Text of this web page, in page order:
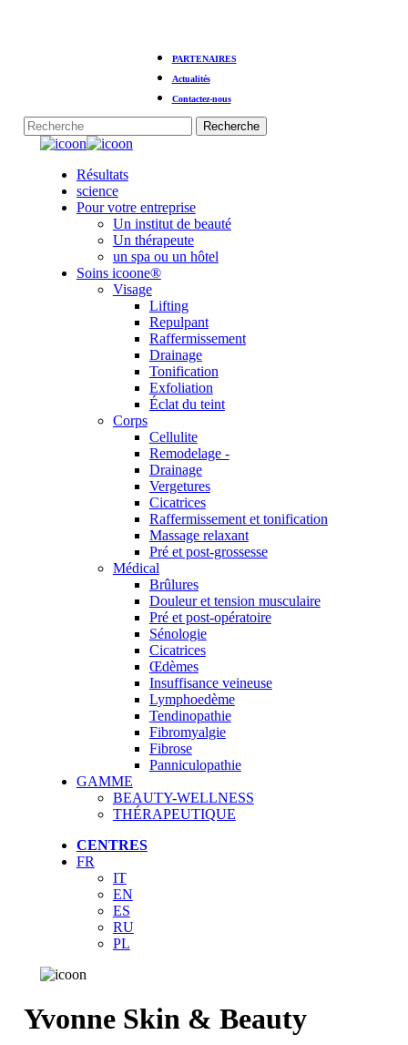
PARTENAIRES
Actualités
Contactez-nous
Recherche
Fermer
recherche
Menu
Résultats
science
Pour votre entreprise
Un institut de beauté
Un thérapeute
un spa ou un hôtel
Soins icoone®
Visage
Lifting
Repulpant
Raffermissement
Drainage
Tonification
Exfoliation
Éclat du teint
Corps
Cellulite
Remodelage -
Drainage
Vergetures
Cicatrices
Raffermissement et tonification
Massage relaxant
Pré et post-grossesse
Médical
Brûlures
Douleur et tension musculaire
Pré et post-opératoire
Sénologie
Cicatrices
Œdèmes
Insuffisance veineuse
Lymphoedème
Tendinopathie
Fibromyalgie
Fibrose
Panniculopathie
GAMME
BEAUTY-WELLNESS
THÉRAPEUTIQUE
CENTRES
FR
IT
EN
ES
RU
PL
Yvonne Skin & Beauty